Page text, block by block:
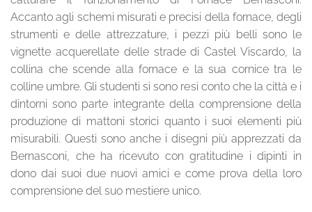
Accanto agli schemi misurati e precisi della fornace, degli
strumenti e delle attrezzature, i pezzi più belli sono le
vignette acquerellate delle strade di Castel Viscardo, la
collina che scende alla fornace e la sua cornice tra le
colline umbre. Gli studenti si sono resi conto che la città e i
dintorni sono parte integrante della comprensione della
produzione di mattoni storici quanto i suoi elementi più
misurabili. Questi sono anche i disegni più apprezzati da
Bernasconi, che ha ricevuto con gratitudine i dipinti in
dono dai suoi due nuovi amici e come prova della loro
comprensione del suo mestiere unico.